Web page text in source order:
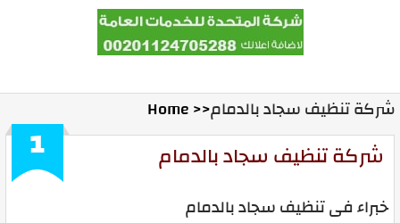
Home >>شركة تنظيف سجاد بالدمام
1 شركة تنظيف سجاد بالدمام
خبراء فى تنظيف سجاد بالدمام